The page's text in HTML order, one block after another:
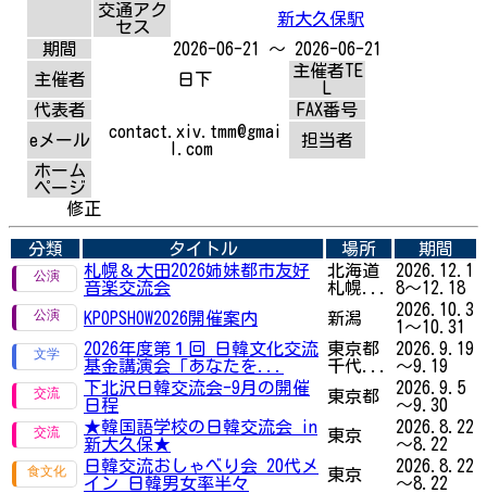
交通アク
セス
新大久保駅
期間
2026-06-21 ～ 2026-06-21
主催者
日下
主催者TE
代表者
FAX番号
eメール
contact.xiv.tmm@gmai
l.com
担当者
ホーム
ページ
修正
分類 タイトル 場所
期間
札幌＆大田2026姉妹都市友好
音楽交流会
北海道
札幌...
2026.12.1
8～12.18
KPOPSHOW2026開催案内
新潟
2026.10.3
1～10.31
2026年度第１回 日韓文化交流
基金講演会「あなたを...
東京都
千代...
2026.9.19
～9.19
下北沢日韓交流会-9月の開催
日程
東京都
2026.9.5
～9.30
★韓国語学校の日韓交流会 in
新大久保★
東京
2026.8.22
～8.22
日韓交流おしゃべり会 20代メ
イン 日韓男女率半々
東京
2026.8.22
～8.22